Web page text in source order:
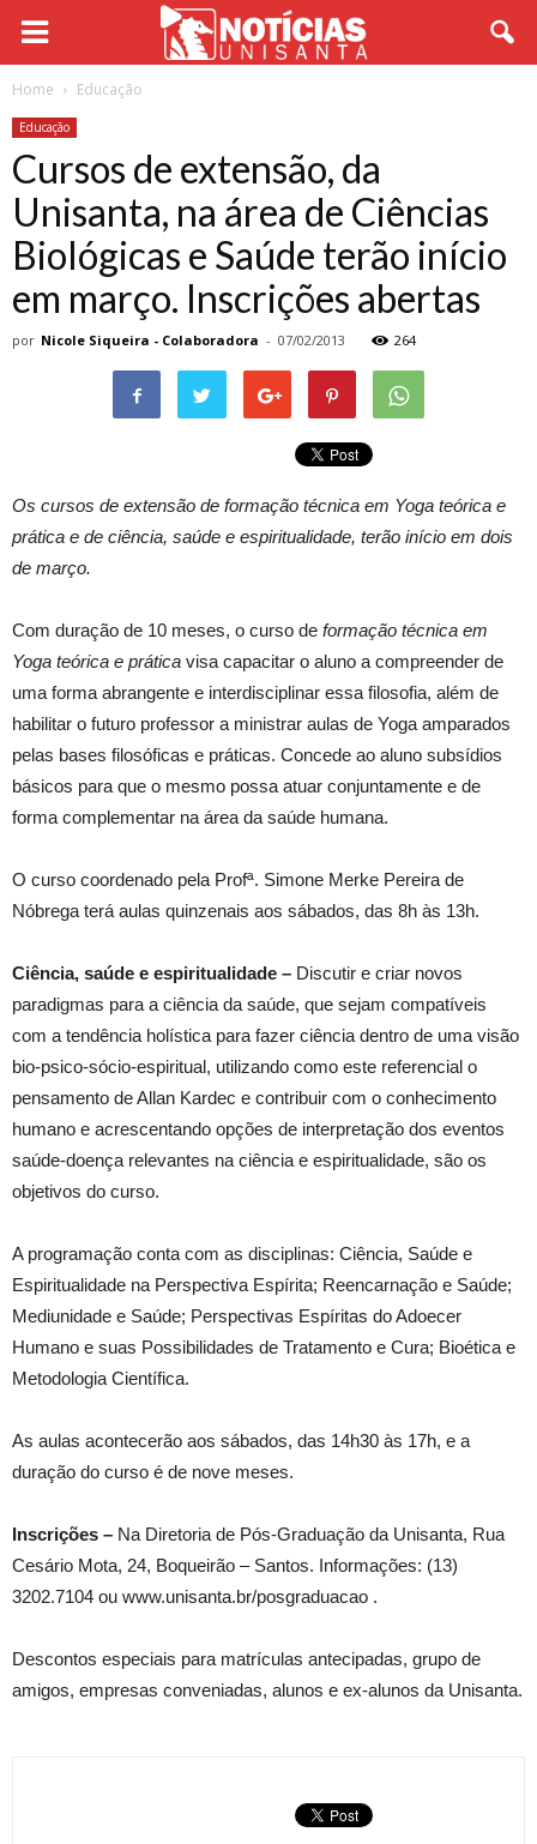
Home Educação
Educação
Cursos de extensão, da
Unisanta, na área de Ciências
Biológicas e Saúde terão início
em março. Inscrições abertas
por Nicole Siqueira - Colaboradora - 07/02/2013 264
Os cursos de extensão de formação técnica em Yoga teórica e
prática e de ciência, saúde e espiritualidade, terão início em dois
de março.
Com duração de 10 meses, o curso de formação técnica em
Yoga teórica e prática visa capacitar o aluno a compreender de
uma forma abrangente e interdisciplinar essa filosofia, além de
habilitar o futuro professor a ministrar aulas de Yoga amparados
pelas bases filosóficas e práticas. Concede ao aluno subsídios
básicos para que o mesmo possa atuar conjuntamente e de
forma complementar na área da saúde humana.
O curso coordenado pela Profª. Simone Merke Pereira de
Nóbrega terá aulas quinzenais aos sábados, das 8h às 13h.
Ciência, saúde e espiritualidade – Discutir e criar novos
paradigmas para a ciência da saúde, que sejam compatíveis
com a tendência holística para fazer ciência dentro de uma visão
bio-psico-sócio-espiritual, utilizando como este referencial o
pensamento de Allan Kardec e contribuir com o conhecimento
humano e acrescentando opções de interpretação dos eventos
saúde-doença relevantes na ciência e espiritualidade, são os
objetivos do curso.
A programação conta com as disciplinas: Ciência, Saúde e
Espiritualidade na Perspectiva Espírita; Reencarnação e Saúde;
Mediunidade e Saúde; Perspectivas Espíritas do Adoecer
Humano e suas Possibilidades de Tratamento e Cura; Bioética e
Metodologia Científica.
As aulas acontecerão aos sábados, das 14h30 às 17h, e a
duração do curso é de nove meses.
Inscrições – Na Diretoria de Pós-Graduação da Unisanta, Rua
Cesário Mota, 24, Boqueirão – Santos. Informações: (13)
3202.7104 ou www.unisanta.br/posgraduacao .
Descontos especiais para matrículas antecipadas, grupo de
amigos, empresas conveniadas, alunos e ex-alunos da Unisanta.